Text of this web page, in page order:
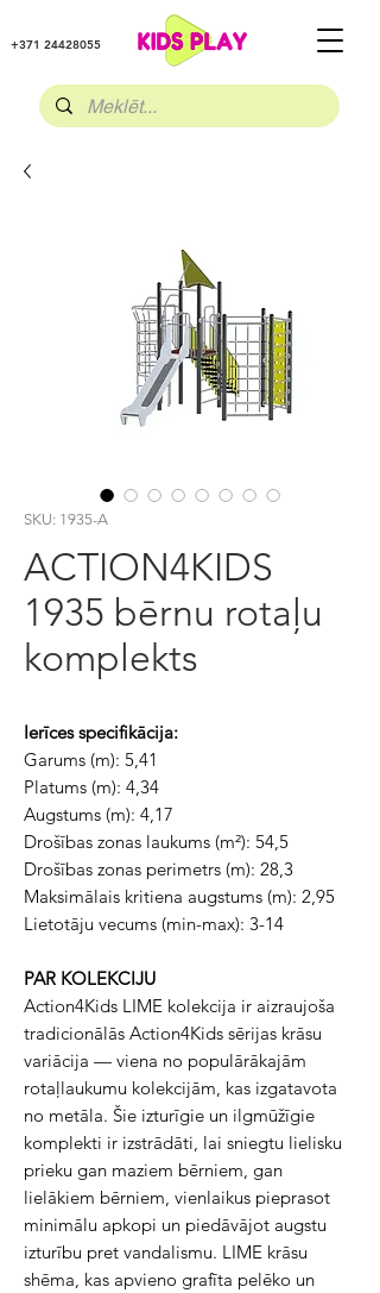
+371 24428055
SKU: 1935-A
ACTION4KIDS
1935 bērnu rotaļu
komplekts
Ierīces specifikācija:
Garums (m): 5,41
Platums (m): 4,34
Augstums (m): 4,17
Drošības zonas laukums (m²): 54,5
Drošības zonas perimetrs (m): 28,3
Maksimālais kritiena augstums (m): 2,95
Lietotāju vecums (min-max): 3-14
PAR KOLEKCIJU
Action4Kids LIME kolekcija ir aizraujoša
tradicionālās Action4Kids sērijas krāsu
variācija — viena no populārākajām
rotaļlaukumu kolekcijām, kas izgatavota
no metāla. Šie izturīgie un ilgmūžīgie
komplekti ir izstrādāti, lai sniegtu lielisku
prieku gan maziem bērniem, gan
lielākiem bērniem, vienlaikus pieprasot
minimālu apkopi un piedāvājot augstu
izturību pret vandalismu. LIME krāsu
shēma, kas apvieno grafīta pelēko un